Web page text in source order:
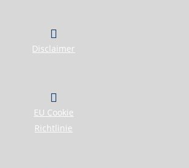
Disclaimer
EU Cookie
Richtlinie